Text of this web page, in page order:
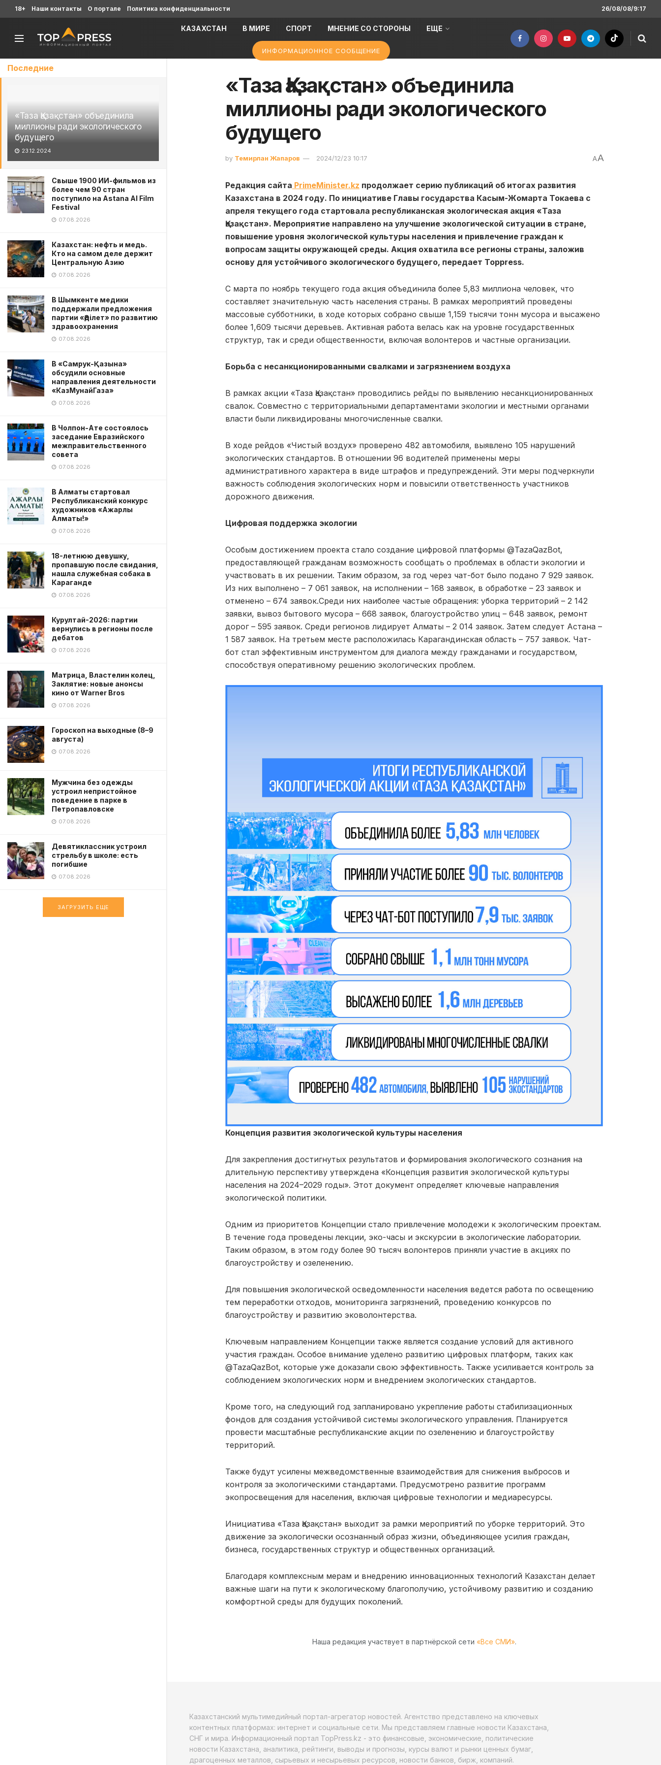
Последние
«Таза Қазақстан» объединила
миллионы ради экологического
будущего
23.12.2024
Свыше 1900 ИИ-фильмов из
более чем 90 стран
поступило на Astana AI Film
Festival
07.08.2026
Казахстан: нефть и медь.
Кто на самом деле держит
Центральную Азию
07.08.2026
В Шымкенте медики
поддержали предложения
партии «Әділет» по развитию
здравоохранения
07.08.2026
В «Самрук-Қазына»
обсудили основные
направления деятельности
«КазМунайГаза»
07.08.2026
В Чолпон-Ате состоялось
заседание Евразийского
межправительственного
совета
07.08.2026
В Алматы стартовал
Республиканский конкурс
художников «Ажарлы
Алматы!»
07.08.2026
18-летнюю девушку,
пропавшую после свидания,
нашла служебная собака в
Караганде
07.08.2026
Курултай-2026: партии
вернулись в регионы после
дебатов
07.08.2026
Матрица, Властелин колец,
Заклятие: новые анонсы
кино от Warner Bros
07.08.2026
Гороскоп на выходные (8–9
августа)
07.08.2026
Мужчина без одежды
устроил непристойное
поведение в парке в
Петропавловске
07.08.2026
Девятиклассник устроил
стрельбу в школе: есть
погибшие
07.08.2026
ЗАГРУЗИТЬ ЕЩЕ
18+ Наши контакты О портале Политика конфиденциальности 26/08/08/9:17
КАЗАХСТАН В МИРЕ СПОРТ МНЕНИЕ СО СТОРОНЫ ЕЩЕ
ИНФОРМАЦИОННОЕ СООБЩЕНИЕ
«Таза Қазақстан» объединила
миллионы ради экологического
будущего
by Темирлан Жапаров 2024/12/23 10:17 AA
Редакция сайта PrimeMinister.kz продолжает серию публикаций об итогах развития
Казахстана в 2024 году. По инициативе Главы государства Касым-Жомарта Токаева с
апреля текущего года стартовала республиканская экологическая акция «Таза
Қазақстан». Мероприятие направлено на улучшение экологической ситуации в стране,
повышение уровня экологической культуры населения и привлечение граждан к
вопросам защиты окружающей среды. Акция охватила все регионы страны, заложив
основу для устойчивого экологического будущего, передает Toppress.
С марта по ноябрь текущего года акция объединила более 5,83 миллиона человек, что
составляет значительную часть населения страны. В рамках мероприятий проведены
массовые субботники, в ходе которых собрано свыше 1,159 тысячи тонн мусора и высажено
более 1,609 тысячи деревьев. Активная работа велась как на уровне государственных
структур, так и среди общественности, включая волонтеров и частные организации.
Борьба с несанкционированными свалками и загрязнением воздуха
В рамках акции «Таза Қазақстан» проводились рейды по выявлению несанкционированных
свалок. Совместно с территориальными департаментами экологии и местными органами
власти были ликвидированы многочисленные свалки.
В ходе рейдов «Чистый воздух» проверено 482 автомобиля, выявлено 105 нарушений
экологических стандартов. В отношении 96 водителей применены меры
административного характера в виде штрафов и предупреждений. Эти меры подчеркнули
важность соблюдения экологических норм и повысили ответственность участников
дорожного движения.
Цифровая поддержка экологии
Особым достижением проекта стало создание цифровой платформы @TazaQazBot,
предоставляющей гражданам возможность сообщать о проблемах в области экологии и
участвовать в их решении. Таким образом, за год через чат-бот было подано 7 929 заявок.
Из них выполнено – 7 061 заявок, на исполнении – 168 заявок, в обработке – 23 заявок и
отменено – 674 заявок.Среди них наиболее частые обращения: уборка территорий – 2 142
заявки, вывоз бытового мусора – 668 заявок, благоустройство улиц – 648 заявок, ремонт
дорог – 595 заявок. Среди регионов лидирует Алматы – 2 014 заявок. Затем следует Астана –
1 587 заявок. На третьем месте расположилась Карагандинская область – 757 заявок. Чат-
бот стал эффективным инструментом для диалога между гражданами и государством,
способствуя оперативному решению экологических проблем.
Концепция развития экологической культуры населения
Для закрепления достигнутых результатов и формирования экологического сознания на
длительную перспективу утверждена «Концепция развития экологической культуры
населения на 2024–2029 годы». Этот документ определяет ключевые направления
экологической политики.
Одним из приоритетов Концепции стало привлечение молодежи к экологическим проектам.
В течение года проведены лекции, эко-часы и экскурсии в экологические лаборатории.
Таким образом, в этом году более 90 тысяч волонтеров приняли участие в акциях по
благоустройству и озеленению.
Для повышения экологической осведомленности населения ведется работа по освещению
тем переработки отходов, мониторинга загрязнений, проведению конкурсов по
благоустройству и развитию эковолонтерства.
Ключевым направлением Концепции также является создание условий для активного
участия граждан. Особое внимание уделено развитию цифровых платформ, таких как
@TazaQazBot, которые уже доказали свою эффективность. Также усиливается контроль за
соблюдением экологических норм и внедрением экологических стандартов.
Кроме того, на следующий год запланировано укрепление работы стабилизационных
фондов для создания устойчивой системы экологического управления. Планируется
провести масштабные республиканские акции по озеленению и благоустройству
территорий.
Также будут усилены межведомственные взаимодействия для снижения выбросов и
контроля за экологическими стандартами. Предусмотрено развитие программ
экопросвещения для населения, включая цифровые технологии и медиаресурсы.
Инициатива «Таза Қазақстан» выходит за рамки мероприятий по уборке территорий. Это
движение за экологически осознанный образ жизни, объединяющее усилия граждан,
бизнеса, государственных структур и общественных организаций.
Благодаря комплексным мерам и внедрению инновационных технологий Казахстан делает
важные шаги на пути к экологическому благополучию, устойчивому развитию и созданию
комфортной среды для будущих поколений.
Наша редакция участвует в партнёрской сети «Все СМИ».
Казахстанский мультимедийный портал-агрегатор новостей. Агентство представлено на ключевых
контентных платформах: интернет и социальные сети. Мы представляем главные новости Казахстана,
СНГ и мира. Информационный портал TopPress.kz - это финансовые, экономические, политические
новости Казахстана, аналитика, рейтинги, выводы и прогнозы, курсы валют и рынки ценных бумаг,
драгоценных металлов, сырьевых и несырьевых ресурсов, новости банков, бирж, компаний.